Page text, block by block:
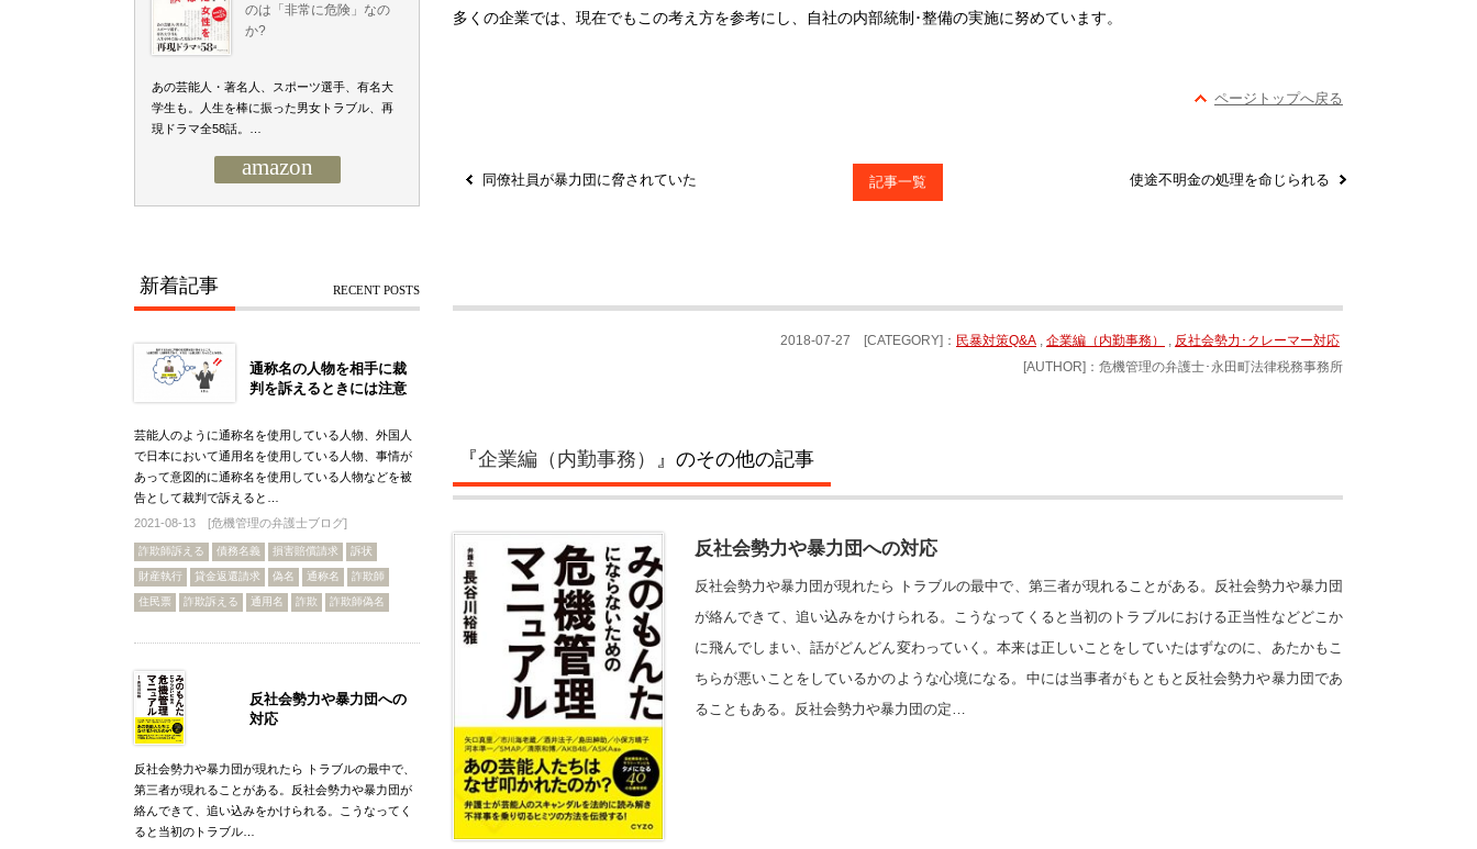
多くの企業では、現在でもこの考え方を参考にし、自社の内部統制･整備の実施に努めています。
ページトップへ戻る
同僚社員が暴力団に脅されていた 使途不明金の処理を命じられる
記事一覧
2018-07-27 [CATEGORY]： 民暴対策Q&A 企業編（内勤事務）
反社会勢力･クレーマー対応
[AUTHOR]：危機管理の弁護士･永田町法律税務事務所
『企業編（内勤事務） 』のその他の記事
反社会勢力や暴力団への対応
反社会勢力や暴力団が現れたら トラブルの最中で、第三者が現れることがある。反社会勢力や暴力団
が絡んできて、追い込みをかけられる。こうなってくると当初のトラブルにおける正当性などどこか
に飛んでしまい、話がどんどん変わっていく。本来は正しいことをしていたはずなのに、あたかもこ
ちらが悪いことをしているかのような心境になる。中には当事者がもともと反社会勢力や暴力団であ
ることもある。反社会勢力や暴力団の定…
のは「非常に危険」なの
か?
あの芸能人・著名人、スポーツ選手、有名大
学生も。人生を棒に振った男女トラブル、再
現ドラマ全58話。…
amazon
新着記事 RECENT POSTS
通称名の人物を相手に裁
判を訴えるときには注意
芸能人のように通称名を使用している人物、外国人
で日本において通用名を使用している人物、事情が
あって意図的に通称名を使用している人物などを被
告として裁判で訴えると…
2021-08-13 [危機管理の弁護士ブログ]
詐欺師訴える 債務名義 損害賠償請求 訴状
財産執行 貸金返還請求 偽名 通称名 詐欺師
住民票 詐欺訴える 通用名 詐欺 詐欺師偽名
反社会勢力や暴力団への
対応
反社会勢力や暴力団が現れたら トラブルの最中で、
第三者が現れることがある。反社会勢力や暴力団が
絡んできて、追い込みをかけられる。こうなってく
ると当初のトラブル…